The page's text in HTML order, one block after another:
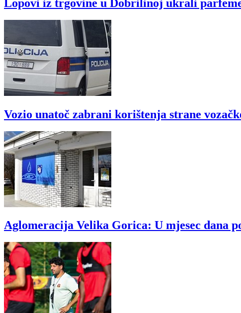
Lopovi iz trgovine u Dobrilinoj ukrali
Vozio unatoč zabrani korištenja strane
Aglomeracija Velika Gorica: U mjesec dana